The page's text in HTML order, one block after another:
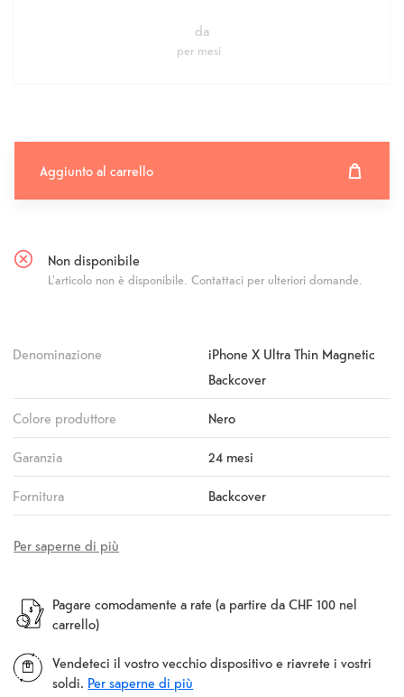
da
permesi
Aggiunto al carrello
Non disponibile
L'articolo non è disponibile. Contattaci per ulteriori domande.
Denominazione
iPhone X Ultra Thin Magnetic
Backcover
Colore produttore Nero
Garanzia 24 mesi
Fornitura Backcover
Per saperne di più
Pagare comodamente a rate (a partire da CHF 100 nel
carrello)
Vendeteci il vostro vecchio dispositivo e riavrete i vostri
soldi. Per saperne di più